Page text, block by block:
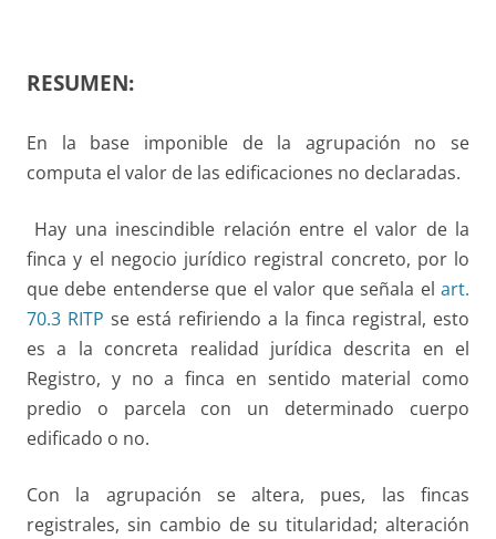
RESUMEN:
En la base imponible de la agrupación no se
computa el valor de las edificaciones no declaradas.
Hay una inescindible relación entre el valor de la
finca y el negocio jurídico registral concreto, por lo
que debe entenderse que el valor que señala el art.
70.3 RITP se está refiriendo a la finca registral, esto
es a la concreta realidad jurídica descrita en el
Registro, y no a finca en sentido material como
predio o parcela con un determinado cuerpo
edificado o no.
Con la agrupación se altera, pues, las fincas
registrales, sin cambio de su titularidad; alteración